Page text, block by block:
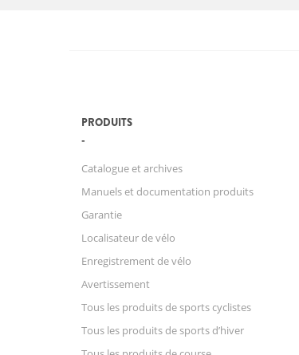
PRODUITS
Catalogue et archives
Manuels et documentation produits
Garantie
Localisateur de vélo
Enregistrement de vélo
Avertissement
Tous les produits de sports cyclistes
Tous les produits de sports d’hiver